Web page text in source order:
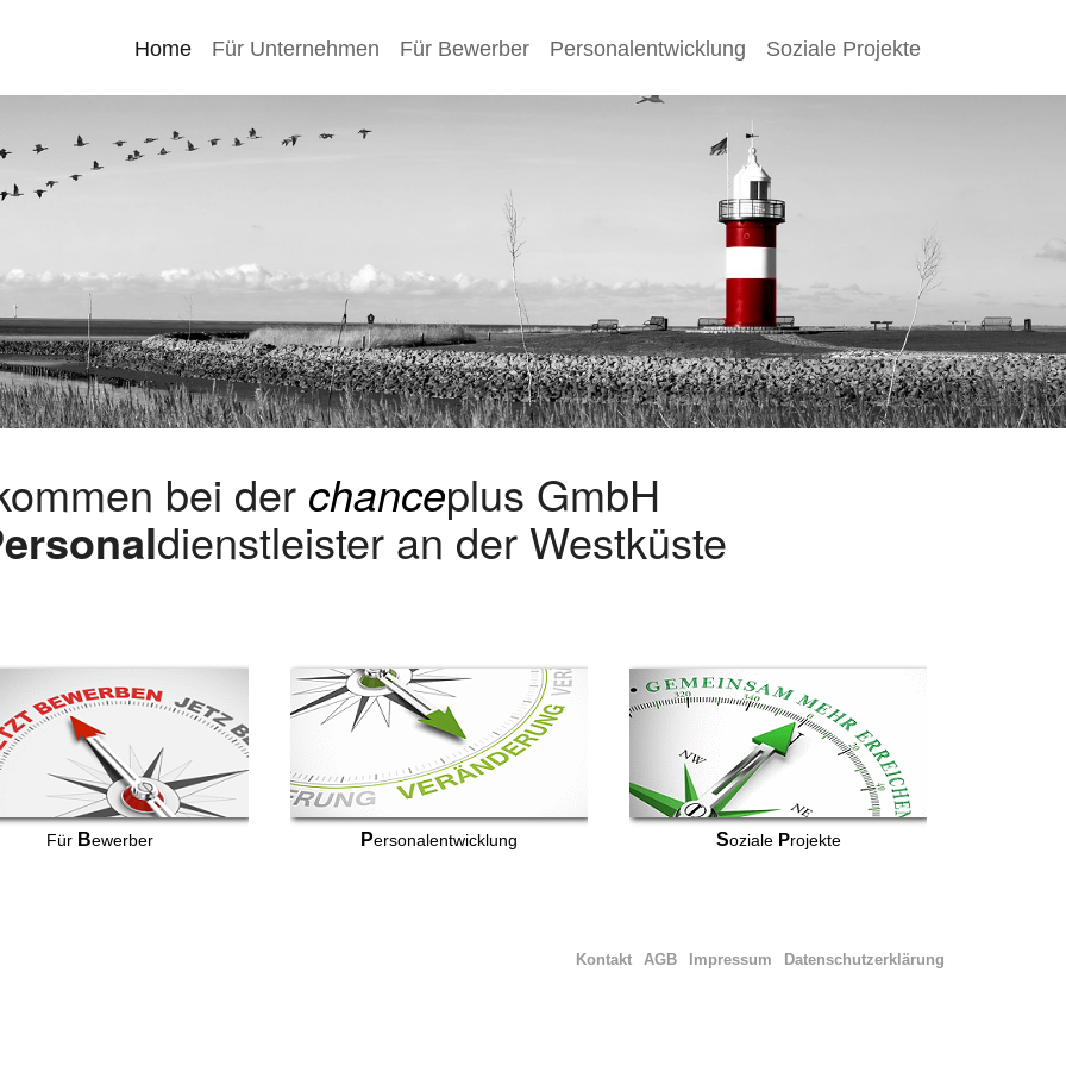
Home Für Unternehmen Für Bewerber Personalentwicklung Soziale Projekte
bei der chanceplus GmbH
dienstleister an der Westküste
Für Bewerber Personalentwicklung Soziale Projekte
Datenschutzerklärung
Impressum
AGB
Kontakt